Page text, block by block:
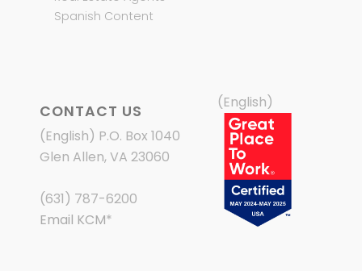
Spanish Content
CONTACT US
(English) P.O. Box 1040
Glen Allen, VA 23060
(631) 787-6200
Email KCM*
(English)